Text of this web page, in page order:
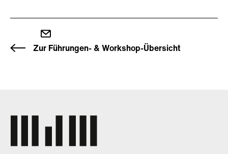
Zur Führungen- & Workshop-Übersicht